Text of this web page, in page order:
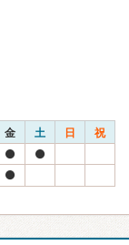
金 土 日 祝